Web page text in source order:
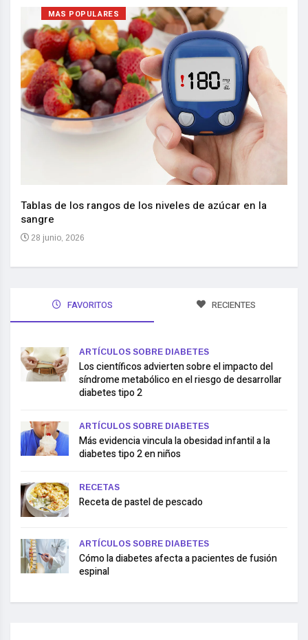
MAS POPULARES
Tablas de los rangos de los niveles de azúcar en la
sangre
28 junio, 2026
FAVORITOS RECIENTES
ARTÍCULOS SOBRE DIABETES
Los científicos advierten sobre el impacto del
síndrome metabólico en el riesgo de desarrollar
diabetes tipo 2
ARTÍCULOS SOBRE DIABETES
Más evidencia vincula la obesidad infantil a la
diabetes tipo 2 en niños
RECETAS
Receta de pastel de pescado
ARTÍCULOS SOBRE DIABETES
Cómo la diabetes afecta a pacientes de fusión
espinal